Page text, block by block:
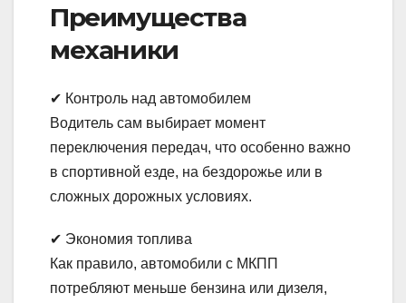
Преимущества
механики
✔ Контроль над автомобилем
Водитель сам выбирает момент
переключения передач, что особенно важно
в спортивной езде, на бездорожье или в
сложных дорожных условиях.
✔ Экономия топлива
Как правило, автомобили с МКПП
потребляют меньше бензина или дизеля,